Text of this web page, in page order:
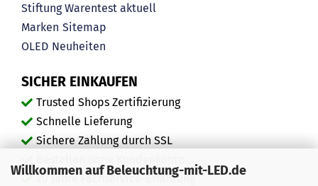
Willkommen auf Beleuchtung-mit-LED.de
Stiftung Warentest aktuell
Marken Sitemap
OLED Neuheiten
SICHER EINKAUFEN
Trusted Shops Zertifizierung
Schnelle Lieferung
Sichere Zahlung durch SSL
20 Jahre Fachservice-Erfahrung